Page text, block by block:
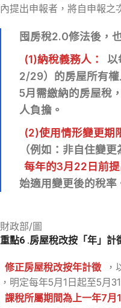
內提出申報者，將自申報之
囤房稅2.0修法後，
(1)納稅義務人：
以
2/29）的房屋所有
5月需繳納的房屋稅
人負擔。
(2)使用情形變更期
（例如：非自住變
每年的3月22日前提
始適用變更後的稅率
財政部/圖
重點6 .房屋稅改按「年」計
修正房屋稅改按年計徵 ，
，明定每年5月1日起至5月
課稅所屬期間為上一年7月